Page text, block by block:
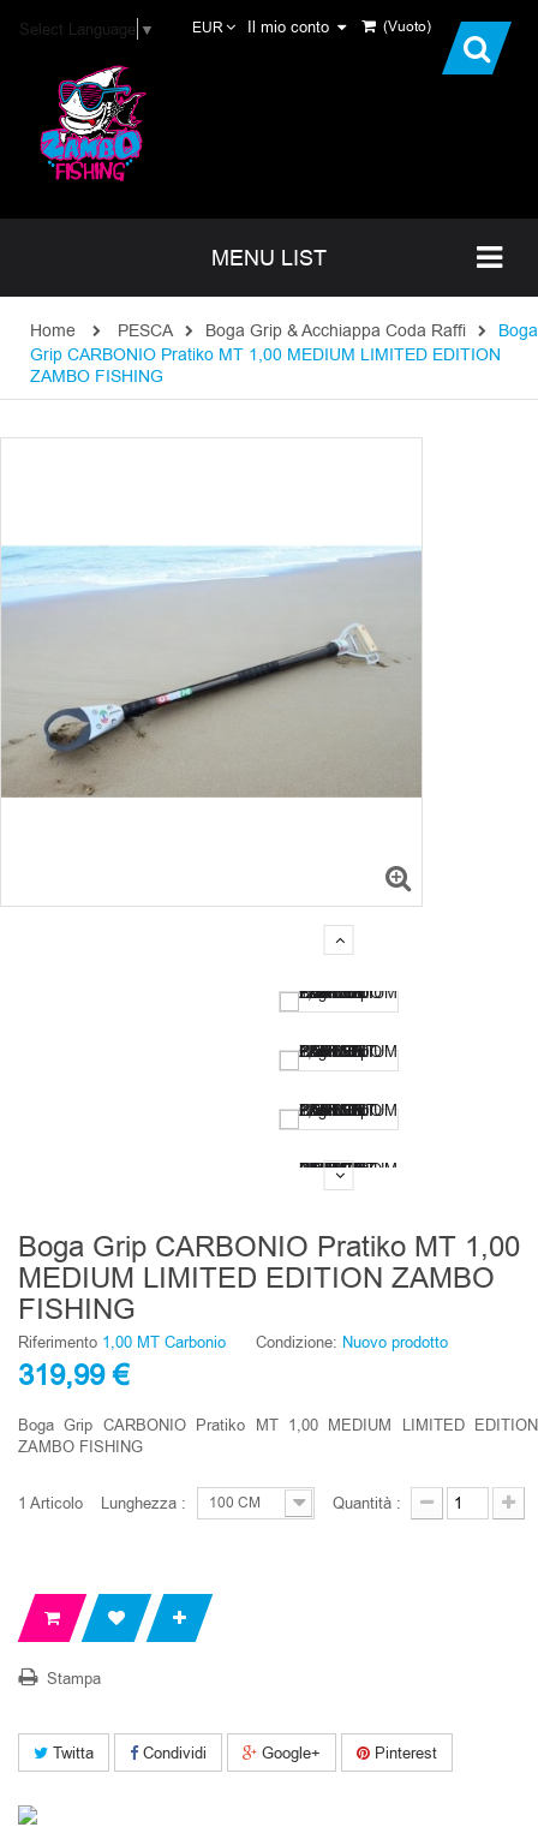
(Vuoto)
Il mio conto
EUR
Select Language ▼
MENU LIST
Home PESCA Boga Grip & Acchiappa Coda Raffi
Boga
Grip CARBONIO Pratiko MT 1,00 MEDIUM LIMITED EDITION
ZAMBO FISHING
Boga Grip CARBONIO Pratiko MT 1,00
MEDIUM LIMITED EDITION ZAMBO
FISHING
Riferimento 1,00 MT Carbonio Condizione: Nuovo prodotto
319,99 €
Boga Grip CARBONIO Pratiko MT 1,00 MEDIUM LIMITED EDITION
ZAMBO FISHING
1 Articolo Lunghezza : 100 CM Quantità :
Stampa
Twitta Condividi Google+ Pinterest